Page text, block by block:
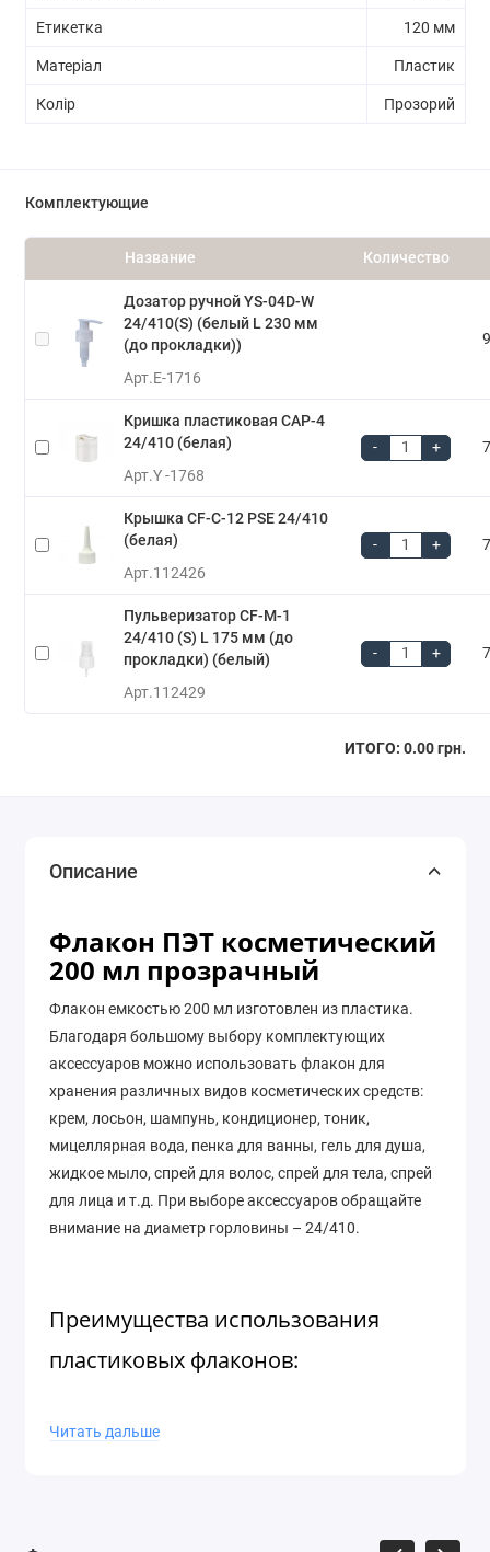
Етикетка 120 мм
Матеріал Пластик
Колір Прозорий
Комплектующие
Название Количество
Дозатор ручной YS-04D-W
24/410(S) (белый L 230 мм
(до прокладки))
Арт.E-1716
Кришка пластиковая CAP-4
24/410 (белая)
Арт.Y -1768
- +
Крышка CF-C-12 PSE 24/410
(белая)
Арт.112426
- +
Пульверизатор CF-M-1
24/410 (S) L 175 мм (до
прокладки) (белый)
Арт.112429
- +
ИТОГО: 0.00 грн.
Описание
Флакон ПЭТ косметический
200 мл прозрачный
Флакон емкостью 200 мл изготовлен из пластика.
Благодаря большому выбору комплектующих
аксессуаров можно использовать флакон для
хранения различных видов косметических средств:
крем, лосьон, шампунь, кондиционер, тоник,
мицеллярная вода, пенка для ванны, гель для душа,
жидкое мыло, спрей для волос, спрей для тела, спрей
для лица и т.д. При выборе аксессуаров обращайте
внимание на диаметр горловины – 24/410.
Преимущества использования
пластиковых флаконов:
массу и их значительно легче
Читать дальше